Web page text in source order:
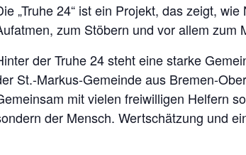
„Truhe 24“ ist ein Projekt, das zeigt,
zum Stöbern und vor allem zum
der Truhe 24 steht eine starke
St.-Markus-Gemeinde aus Bremen-
mit vielen freiwilligen Helfern
der Mensch. Wertschätzung und